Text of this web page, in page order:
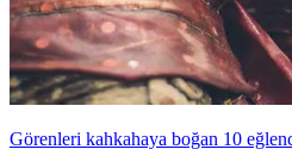
Görenleri kahkahaya boğan 10